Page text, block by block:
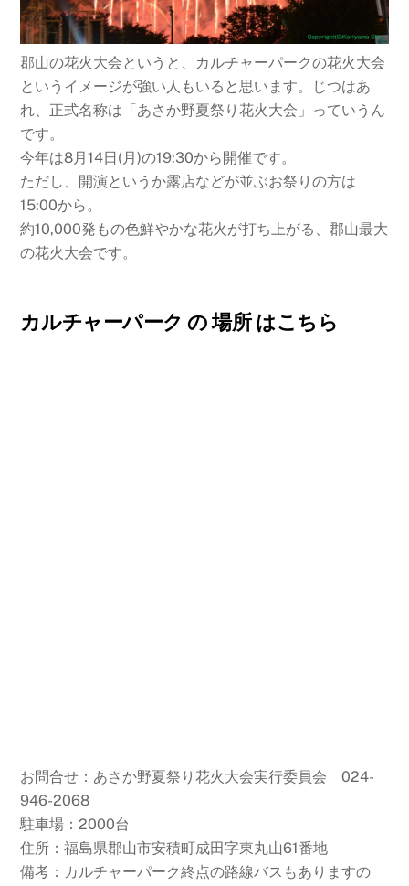
郡山の花火大会というと、カルチャーパークの花火大会
というイメージが強い人もいると思います。じつはあ
れ、正式名称は「あさか野夏祭り花火大会」っていうん
です。
今年は8月14日(月)の19:30から開催です。
ただし、開演というか露店などが並ぶお祭りの方は
15:00から。
約10,000発もの色鮮やかな花火が打ち上がる、郡山最大
の花火大会です。
カルチャーパーク の 場所 はこちら
お問合せ：あさか野夏祭り花火大会実行委員会 024-
946-2068
駐車場：2000台
住所：福島県郡山市安積町成田字東丸山61番地
備考：カルチャーパーク終点の路線バスもありますの